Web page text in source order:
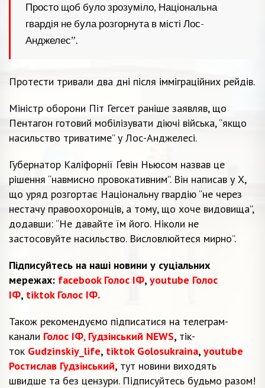
Просто щоб було зрозуміло, Національна
гвардія не була розгорнута в місті Лос-
Анджелес”.
Протести тривали два дні після імміграційних рейдів.
Міністр оборони Піт Гегсет раніше заявляв, що
Пентагон готовий мобілізувати діючі війська, “якщо
насильство триватиме” у Лос-Анджелесі.
Губернатор Каліфорнії Ґевін Ньюсом назвав це
рішення “навмисно провокативним”. Він написав у X,
що уряд розгортає Національну гвардію “не через
нестачу правоохоронців, а тому, що хоче видовища”,
додавши: “Не давайте їм його. Ніколи не
застосовуйте насильство. Висловлюйтеся мирно”.
Підписуйтесь на наші новини у суціальних
мережах: facebook Голос ІФ, youtube Голос
ІФ, tiktok Голос ІФ.
Також рекомендуємо підписатися на телеграм-
канали Голос ІФ, Гудзінський NEWS, тік-
ток Gudzinskiy_life, tiktok Golosukraina, youtube
Ростислав Гудзінський, тут новини виходять
швидше та без цензури. Підписуйтесь будьмо разом!